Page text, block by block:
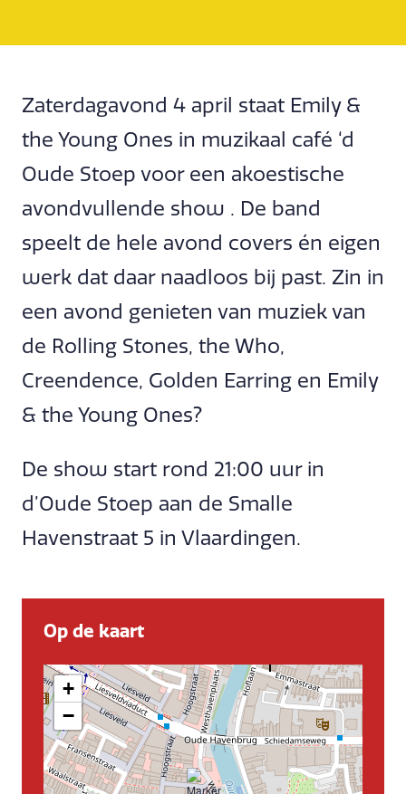
Zaterdagavond 4 april staat Emily &
the Young Ones in muzikaal café ‘d
Oude Stoep voor een akoestische
avondvullende show . De band
speelt de hele avond covers én eigen
werk dat daar naadloos bij past. Zin in
een avond genieten van muziek van
de Rolling Stones, the Who,
Creendence, Golden Earring en Emily
& the Young Ones?
De show start rond 21:00 uur in
d’Oude Stoep aan de Smalle
Havenstraat 5 in Vlaardingen.
Op de kaart
+
−